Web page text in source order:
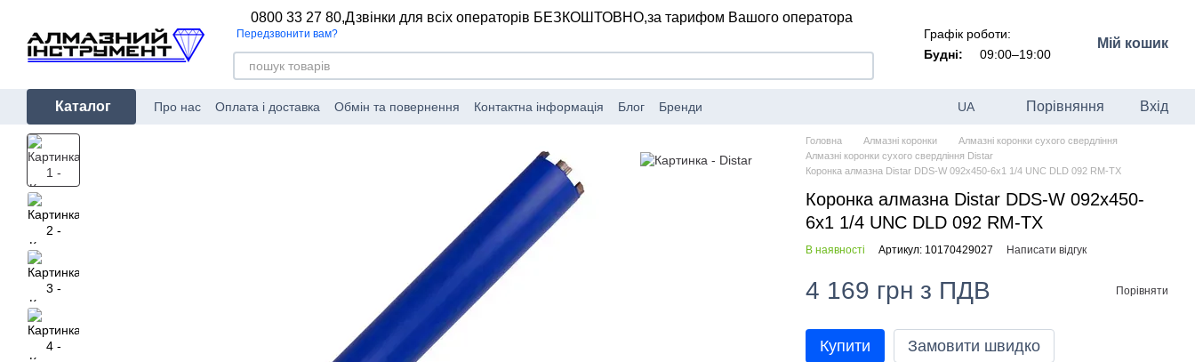
0800 33 27 80,Дзвінки для всіх операторів БЕЗКОШТОВНО,за тарифом Вашого оператора
Передзвонити вам?
Графік роботи:
Будні:
09:00–19:00
Мій кошик
Каталог Про нас Оплата і доставка Обмін та повернення Контактна інформація Блог Бренди UA Порівняння Вхід
Головна Алмазні коронки
Алмазні коронки сухого свердління
Алмазні коронки сухого свердління Distar
Коронка алмазна Distar DDS-W 092x450-6x1 1/4 UNC DLD 092 RM-TX
Коронка алмазна Distar DDS-W 092x450-
6x1 1/4 UNC DLD 092 RM-TX
В наявності Артикул: 10170429027 Написати відгук
4 169 грн з ПДВ Порівняти
Купити Замовити швидко